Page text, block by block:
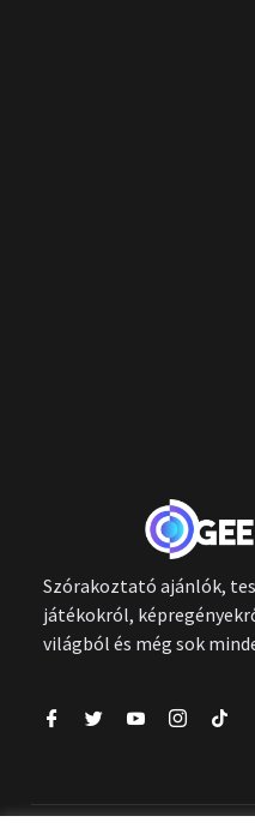
Szórakoztató ajánlók,
játékokról,
világból és még sok